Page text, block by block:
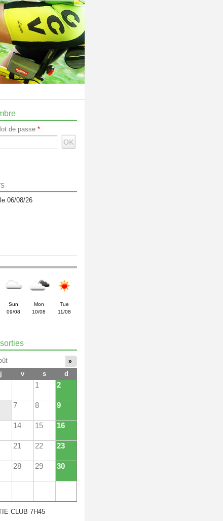
de passe *
06/08/26
Sun
09/08
Mon
10/08
Tue
11/08
»
j v s d
1 2
7 8 9
14 15 16
21 22 23
28 29 30
CLUB 7H45